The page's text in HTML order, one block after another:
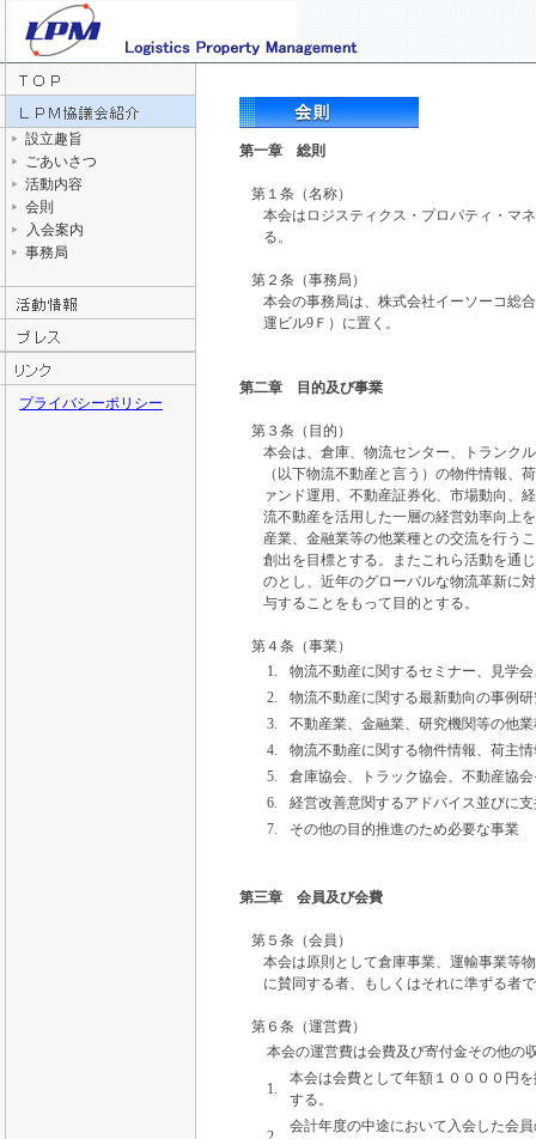
設立趣旨
ごあいさつ
活動内容
会則
入会案内
事務局
プライバシーポリシー
第一章 総則
第１条（名称）
本会はロジスティクス・プロパティ・マ
る。
第２条（事務局）
本会の事務局は、株式会社イーソーコ総
運ビル9Ｆ）に置く。
第二章 目的及び事業
第３条（目的）
本会は、倉庫、物流センター、トランク
（以下物流不動産と言う）の物件情報、
ァンド運用、不動産証券化、市場動向、
流不動産を活用した一層の経営効率向上
産業、金融業等の他業種との交流を行う
創出を目標とする。またこれら活動を通
のとし、近年のグローバルな物流革新に
与することをもって目的とする。
第４条（事業）
1.
物流不動産に関するセミナー、見学
2.
物流不動産に関する最新動向の事例
3.
不動産業、金融業、研究機関等の他
4.
物流不動産に関する物件情報、荷主
5.
倉庫協会、トラック協会、不動産協
6.
経営改善意関するアドバイス並びに
7.
その他の目的推進のため必要な事業
第三章 会員及び会費
第５条（会員）
本会は原則として倉庫事業、運輸事業等
に賛同する者、もしくはそれに準ずる者
第６条（運営費）
本会の運営費は会費及び寄付金その他の
1.
本会は会費として年額１００００円
する。
会計年度の中途において入会した会